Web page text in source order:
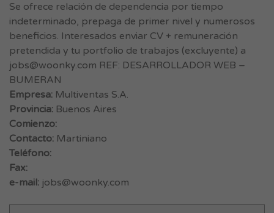
Se ofrece relación de dependencia por tiempo
indeterminado, prepaga de primer nivel y numerosos
beneficios. Interesados enviar CV + remuneración
pretendida y tu portfolio de trabajos (excluyente) a
jobs@woonky.com REF: DESARROLLADOR WEB –
BUMERAN
Empresa: Multiventas S.A.
Provincia: Buenos Aires
Comienzo:
Contacto: Martiniano
Teléfono:
Fax:
e-mail: jobs@woonky.com